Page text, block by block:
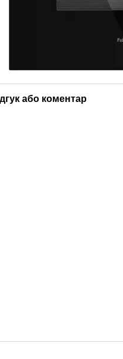
або коментар